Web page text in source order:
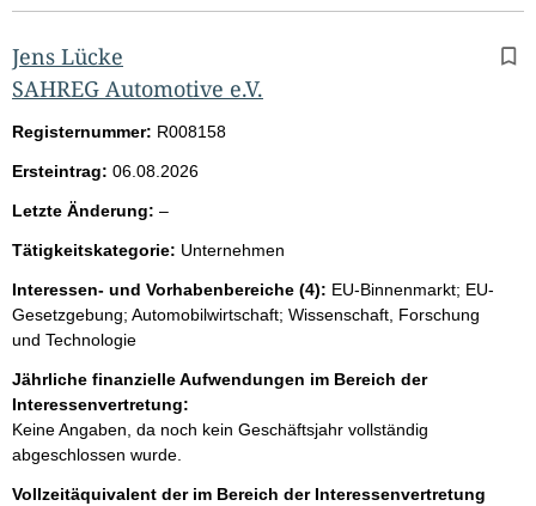
e
b
n
i
s
e
p
r
o
S
e
i
t
e
Jens Lücke
SAHREG Automotive e.V.
Registernummer: R008158
Ersteintrag: 06.08.2026
Letzte Änderung: –l
e
r
Tätigkeitskategorie: Unternehmen
Interessen- und Vorhabenbereiche (4): EU-Binnenmarkt; EU-
Gesetzgebung; Automobilwirtschaft; Wissenschaft, Forschung
und Technologie
Jährliche finanzielle Aufwendungen im Bereich der
Interessenvertretung:
Keine Angaben, da noch kein Geschäftsjahr vollständig
abgeschlossen wurde.
Vollzeitäquivalent der im Bereich der Interessenvertretung